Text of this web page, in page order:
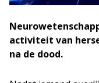
activiteit van
na de dood.